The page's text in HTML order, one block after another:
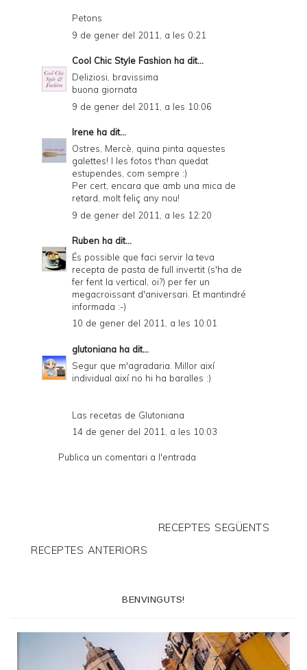
Petons
9 de gener del 2011, a les 0:21
Cool Chic Style Fashion ha dit...
Deliziosi, bravissima
buona giornata
9 de gener del 2011, a les 10:06
Irene ha dit...
Ostres, Mercè, quina pinta aquestes
galettes! I les fotos t'han quedat
estupendes, com sempre :)
Per cert, encara que amb una mica de
retard, molt feliç any nou!
9 de gener del 2011, a les 12:20
Ruben ha dit...
És possible que faci servir la teva
recepta de pasta de full invertit (s'ha de
fer fent la vertical, oi?) per fer un
megacroissant d'aniversari. Et mantindré
informada :-)
10 de gener del 2011, a les 10:01
glutoniana ha dit...
Segur que m'agradaria. Millor així
individual així no hi ha baralles :)
Las recetas de Glutoniana
14 de gener del 2011, a les 10:03
Publica un comentari a l'entrada
RECEPTES SEGÜENTS
RECEPTES ANTERIORS
BENVINGUTS!